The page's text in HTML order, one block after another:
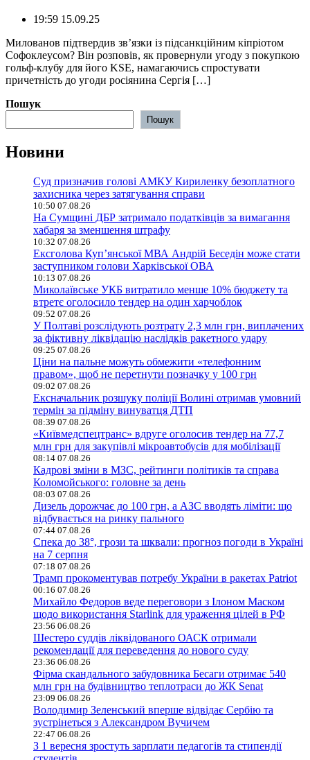
19:59 15.09.25
Милованов підтвердив зв’язки із підсанкційним кіпріотом
Софоклеусом? Він розповів, як провернули угоду з покупкою
гольф-клубу для його KSE, намагаючись спростувати
причетність до угоди росіянина Сергія […]
Пошук
Пошук
Новини
Суд призначив голові АМКУ Кириленку безоплатного
захисника через затягування справи
10:50 07.08.26
На Сумщині ДБР затримало податківців за вимагання
хабаря за зменшення штрафу
10:32 07.08.26
Ексголова Купʼянської МВА Андрій Беседін може стати
заступником голови Харківської ОВА
10:13 07.08.26
Миколаївське УКБ витратило менше 10% бюджету та
втретє оголосило тендер на один харчоблок
09:52 07.08.26
У Полтаві розслідують розтрату 2,3 млн грн, виплачених
за фіктивну ліквідацію наслідків ракетного удару
09:25 07.08.26
Ціни на пальне можуть обмежити «телефонним
правом», щоб не перетнути позначку у 100 грн
09:02 07.08.26
Ексначальник розшуку поліції Волині отримав умовний
термін за підміну винуватця ДТП
08:39 07.08.26
«Київмедспецтранс» вдруге оголосив тендер на 77,7
млн грн для закупівлі мікроавтобусів для мобілізації
08:14 07.08.26
Кадрові зміни в МЗС, рейтинги політиків та справа
Коломойського: головне за день
08:03 07.08.26
Дизель дорожчає до 100 грн, а АЗС вводять ліміти: що
відбувається на ринку пального
07:44 07.08.26
Спека до 38°, грози та шквали: прогноз погоди в Україні
на 7 серпня
07:18 07.08.26
Трамп прокоментував потребу України в ракетах Patriot
00:16 07.08.26
Михайло Федоров веде переговори з Ілоном Маском
щодо використання Starlink для ураження цілей в РФ
23:56 06.08.26
Шестеро суддів ліквідованого ОАСК отримали
рекомендації для переведення до нового суду
23:36 06.08.26
Фірма скандального забудовника Бесаги отримає 540
млн грн на будівництво теплотраси до ЖК Senat
23:09 06.08.26
Володимир Зеленський вперше відвідає Сербію та
зустрінеться з Александром Вучичем
22:47 06.08.26
З 1 вересня зростуть зарплати педагогів та стипендії